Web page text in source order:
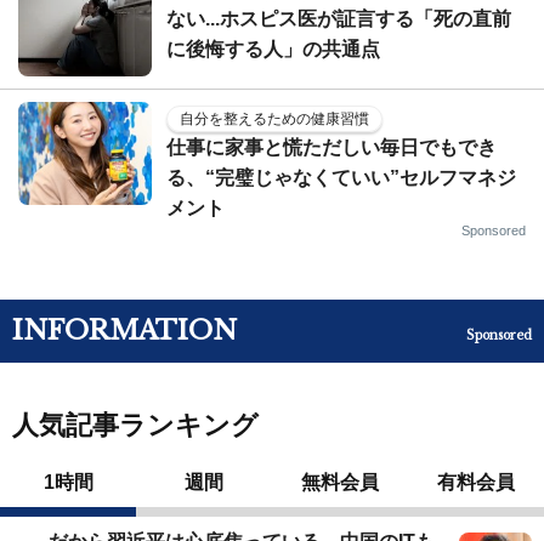
ない...ホスピス医が証言する「死の直前
に後悔する人」の共通点
自分を整えるための健康習慣
仕事に家事と慌ただしい毎日でもでき
る、“完璧じゃなくていい”セルフマネジ
メント
Sponsored
INFORMATION Sponsored
人気記事ランキング
1時間 週間 無料会員 有料会員